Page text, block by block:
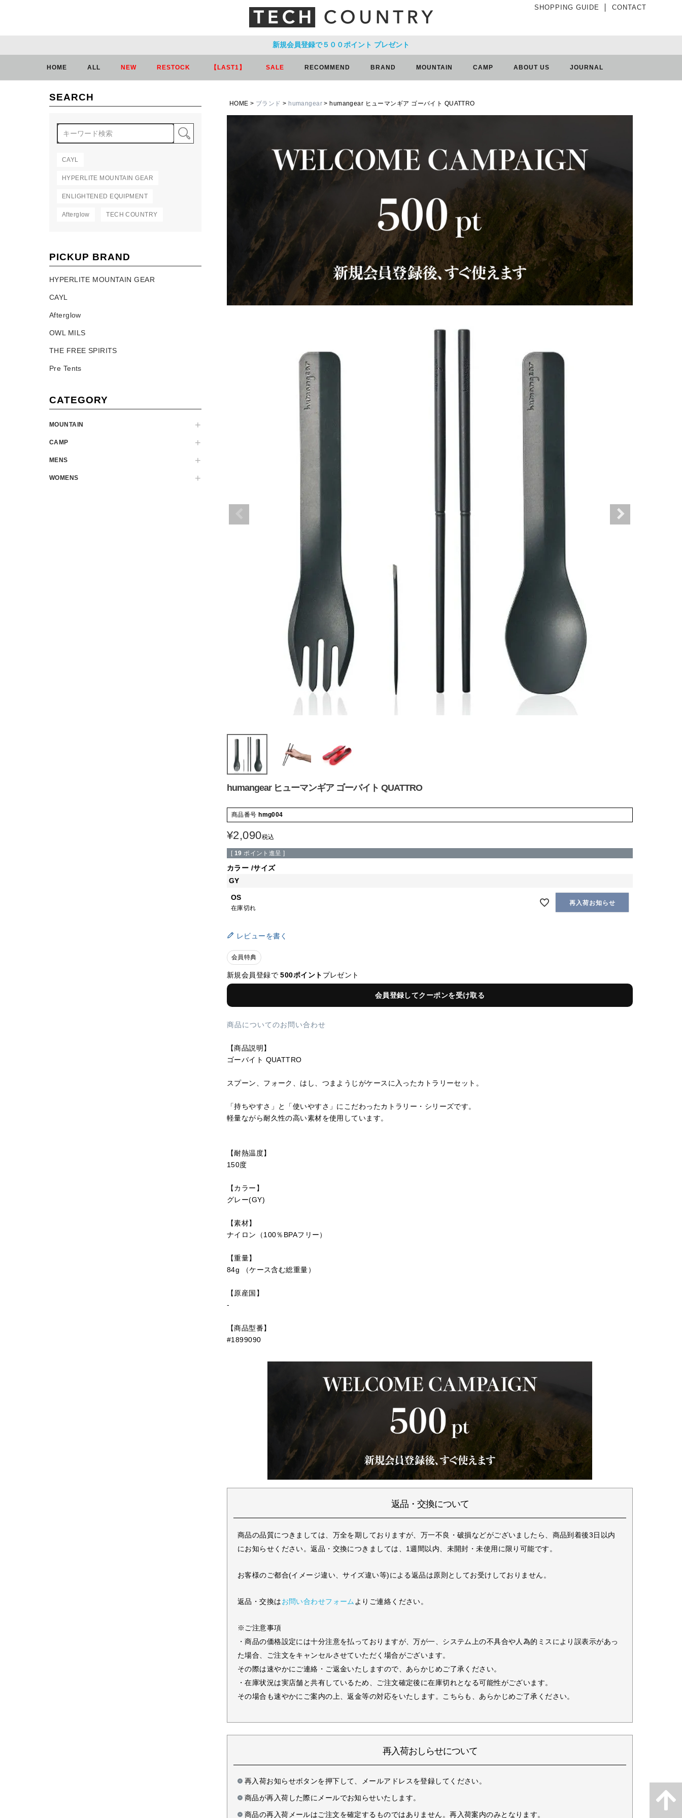
SHOPPING GUIDE CONTACT
新規会員登録で５００ポイント プレゼント
HOME ALL NEW RESTOCK 【LAST1】 SALE RECOMMEND BRAND MOUNTAIN CAMP ABOUT US JOURNAL
SEARCH
CAYL
HYPERLITE MOUNTAIN GEAR
ENLIGHTENED EQUIPMENT
Afterglow TECH COUNTRY
PICKUP BRAND
HYPERLITE MOUNTAIN GEAR
CAYL
Afterglow
OWL MILS
THE FREE SPIRITS
Pre Tents
CATEGORY
MOUNTAIN
CAMP
MENS
WOMENS
HOME ブランド humangear humangear ヒューマンギア ゴーバイト QUATTRO
humangear ヒューマンギア ゴーバイト QUATTRO
商品番号 hmg004
¥2,090税込
[ 19 ポイント進呈 ]
カラー サイズ
GY
OS
在庫切れ
再入荷お知らせ
レビューを書く
会員特典
新規会員登録で500ポイント プレゼント
会員登録してクーポンを受け取る
商品についてのお問い合わせ
【商品説明】
ゴーバイト QUATTRO
スプーン、フォーク、はし、つまようじがケースに入ったカトラリーセット。
「持ちやすさ」と「使いやすさ」にこだわったカトラリー・シリーズです。
軽量ながら耐久性の高い素材を使用しています。
【耐熱温度】
150度
【カラー】
グレー(GY)
【素材】
ナイロン（100％BPAフリー）
【重量】
84g （ケース含む総重量）
【原産国】
-
【商品型番】
#1899090
返品・交換について
商品の品質につきましては、万全を期しておりますが、万一不良・破損などがございましたら、商品到着後3日以内
にお知らせください。返品・交換につきましては、1週間以内、未開封・未使用に限り可能です。
お客様のご都合(イメージ違い、サイズ違い等)による返品は原則としてお受けしておりません。
返品・交換はお問い合わせフォームよりご連絡ください。
※ご注意事項
・商品の価格設定には十分注意を払っておりますが、万が一、システム上の不具合や人為的ミスにより誤表示があっ
た場合、ご注文をキャンセルさせていただく場合がございます。
その際は速やかにご連絡・ご返金いたしますので、あらかじめご了承ください。
・在庫状況は実店舗と共有しているため、ご注文確定後に在庫切れとなる可能性がございます。
その場合も速やかにご案内の上、返金等の対応をいたします。こちらも、あらかじめご了承ください。
再入荷おしらせについて
再入荷お知らせボタンを押下して、メールアドレスを登録してください。
商品が再入荷した際にメールでお知らせいたします。
商品の再入荷メールはご注文を確定するものではありません。再入荷案内のみとなります。